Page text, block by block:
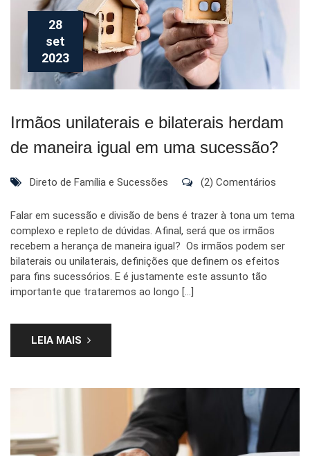
28
set
2023
Irmãos unilaterais e bilaterais herdam
de maneira igual em uma sucessão?
Direto de Família e Sucessões (2) Comentários
Falar em sucessão e divisão de bens é trazer à tona um tema
complexo e repleto de dúvidas. Afinal, será que os irmãos
recebem a herança de maneira igual? Os irmãos podem ser
bilaterais ou unilaterais, definições que definem os efeitos
para fins sucessórios. E é justamente este assunto tão
importante que trataremos ao longo […]
LEIA MAIS